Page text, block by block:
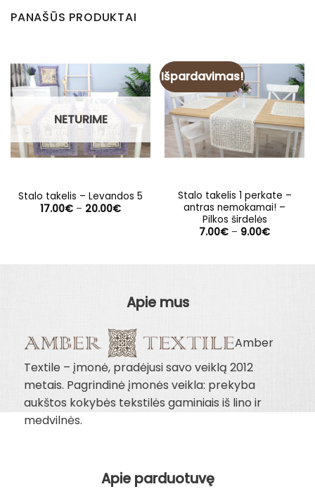
PANAŠŪS PRODUKTAI
NETURIME
Stalo takelis – Levandos 5
17.00€ – 20.00€Price
Išpardavimas!
Stalo takelis 1 perkate –
antras nemokamai! –
Pilkos širdelės
7.00€ – 9.00€Price
Apie mus
Amber
Textile – įmonė, pradėjusi savo veiklą 2012
metais. Pagrindinė įmonės veikla: prekyba
aukštos kokybės tekstilės gaminiais iš lino ir
medvilnės.
Apie parduotuvę